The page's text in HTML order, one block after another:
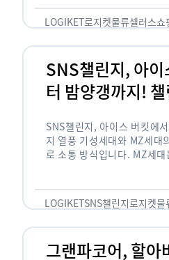
LOGIKET로지켓물류셀러스쇼
SNS챌린지, 아
터 밤양갱까지!
SNS챌린지, 아이스 버킷에
지 열풍 기성세대와 MZ세대
로 소통 방식입니다. MZ세
도 능숙한 …
LOGIKETSNS챌린지로지켓물
그랜파코어, 할아